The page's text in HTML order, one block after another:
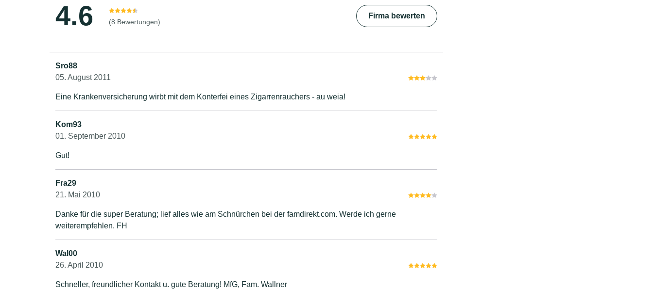
4.6 (8 Bewertungen)
Firma bewerten
Sro88
05. August 2011
Eine Krankenversicherung wirbt mit dem Konterfei eines Zigarrenrauchers - au weia!
Kom93
01. September 2010
Gut!
Fra29
21. Mai 2010
Danke für die super Beratung; lief alles wie am Schnürchen bei der famdirekt.com. Werde ich gerne
weiterempfehlen. FH
Wal00
26. April 2010
Schneller, freundlicher Kontakt u. gute Beratung! MfG, Fam. Wallner